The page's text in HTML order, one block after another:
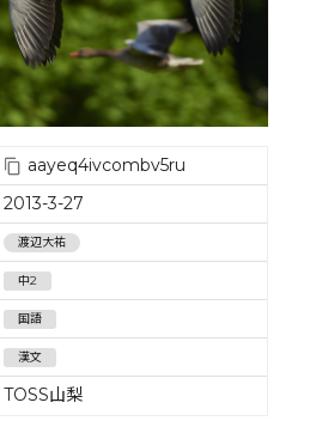
aayeq4ivcombv5ru
2013-3-27
渡辺大祐
中2
国語
漢文
TOSS山梨